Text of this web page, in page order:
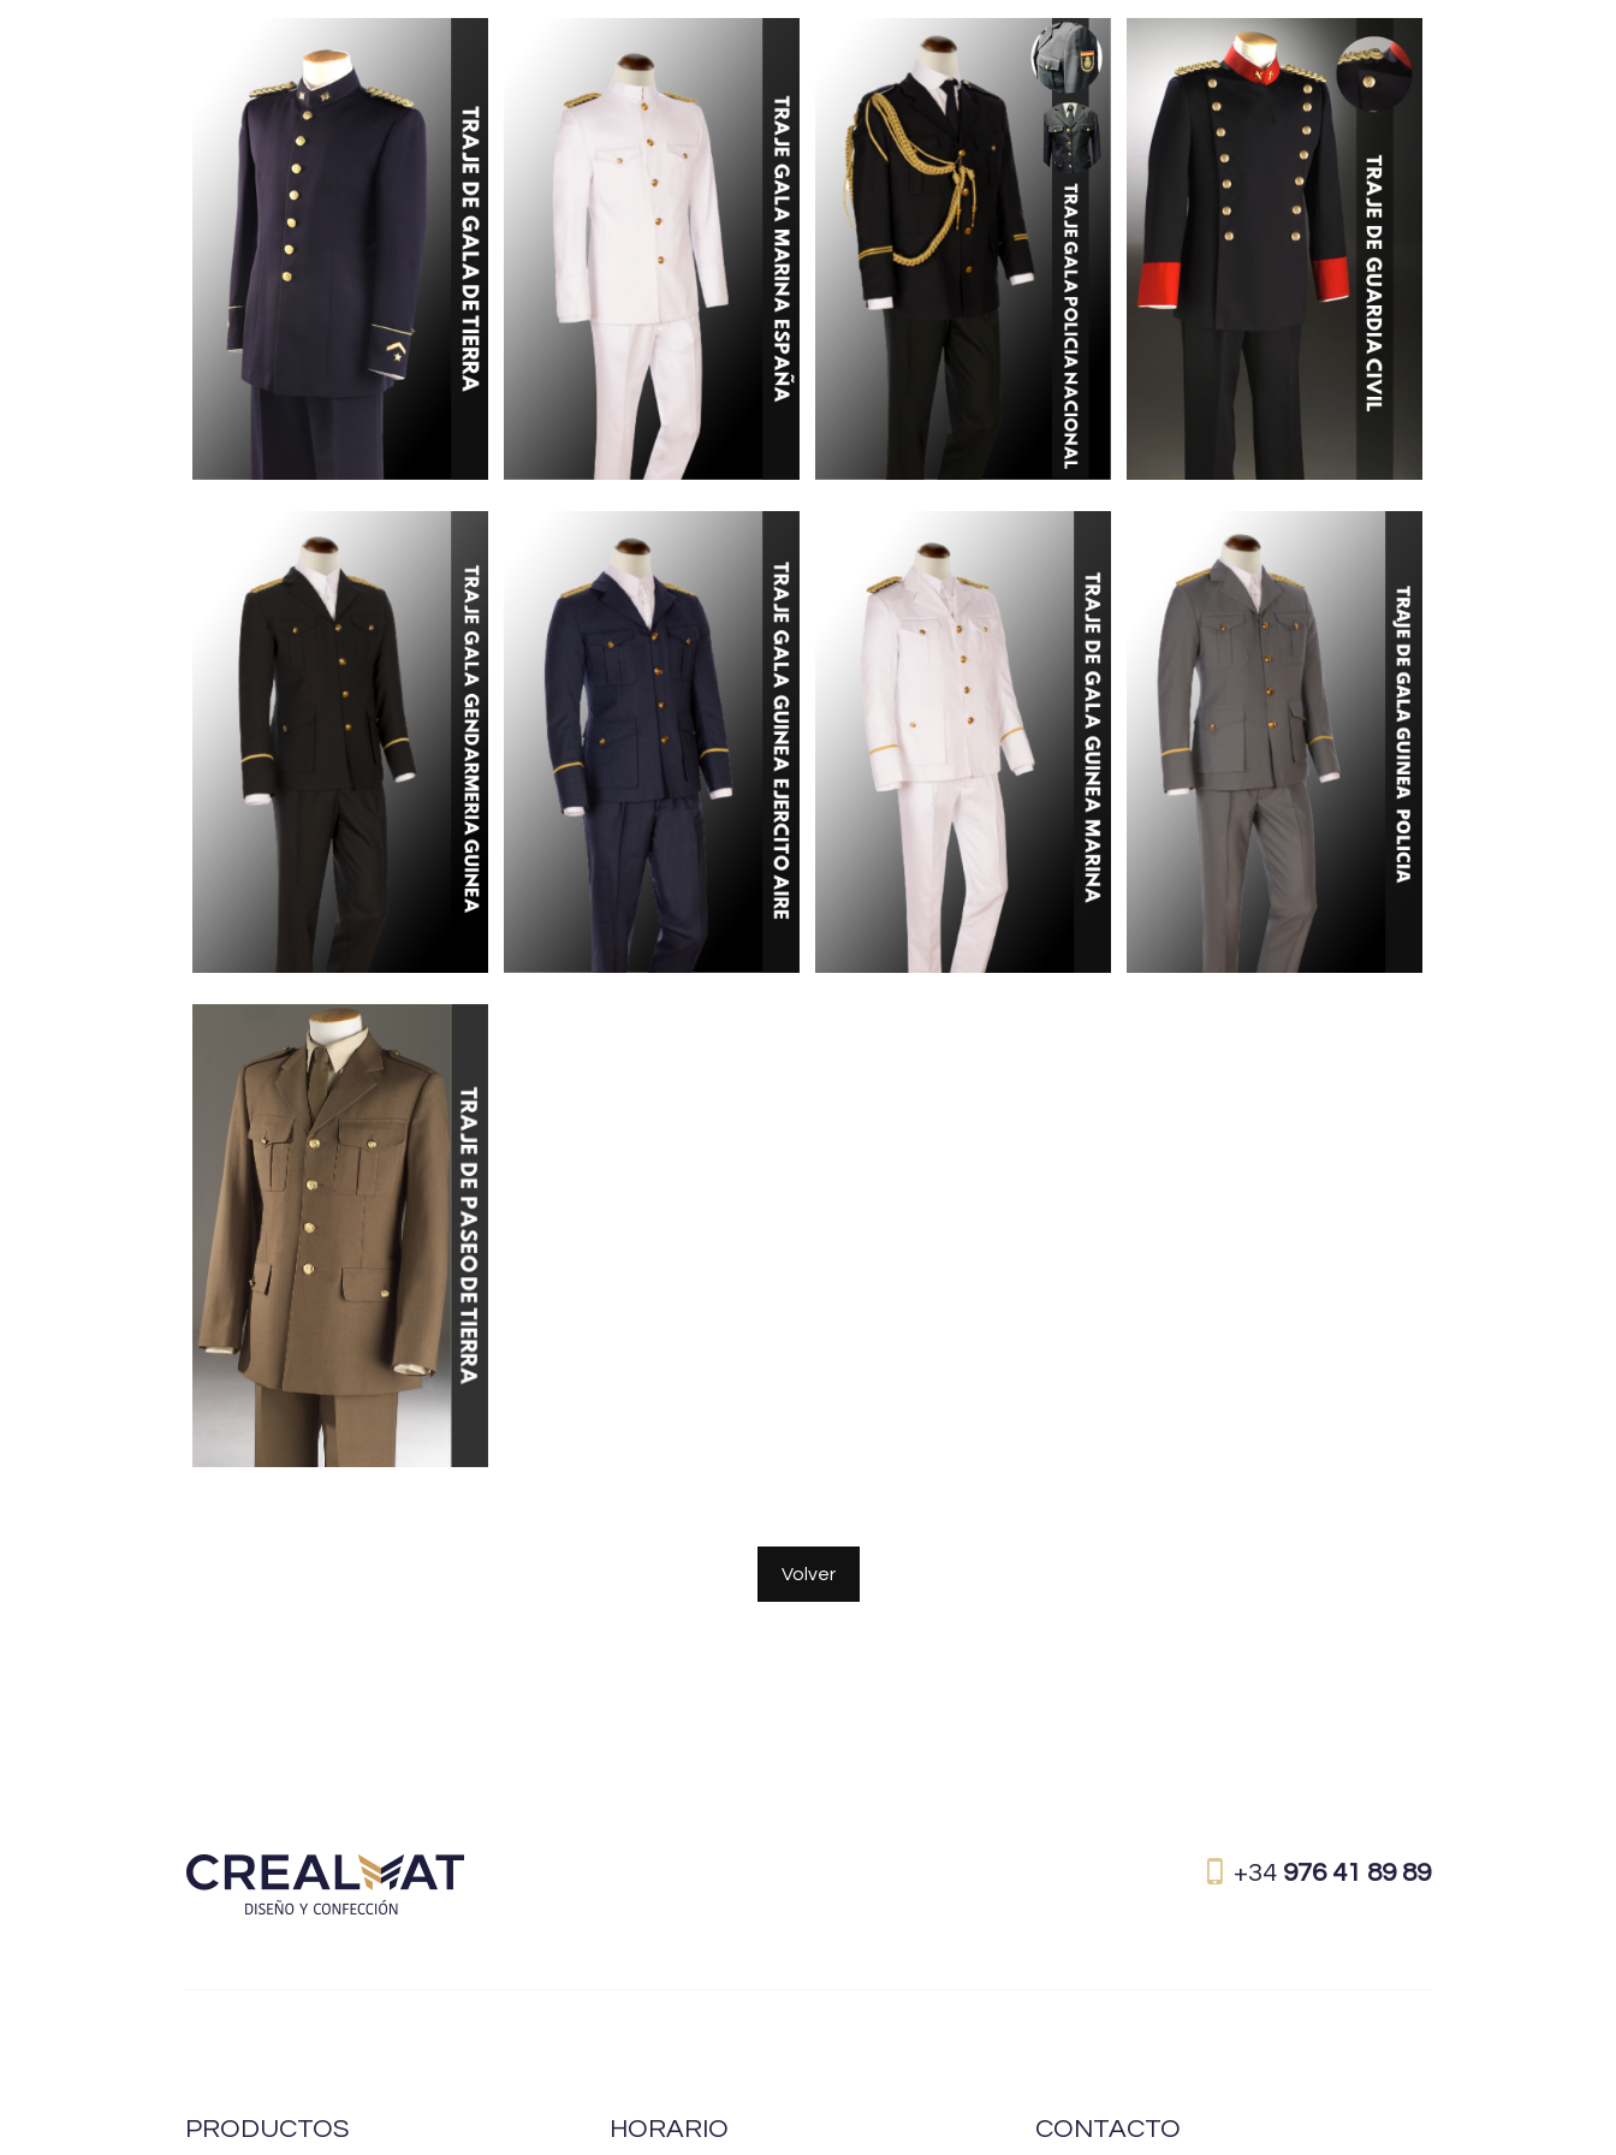
Volver
+34 976 41 89 89
PRODUCTOS HORARIO CONTACTO